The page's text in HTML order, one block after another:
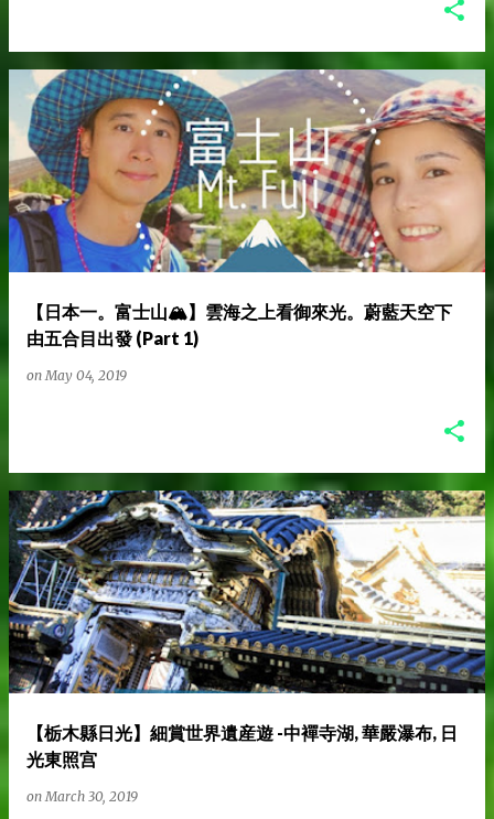
【日本一。富士山🏔️】雲海之上看御來光。蔚藍天空下
由五合目出發 (Part 1)
onMay 04, 2019
【栃木縣日光】細賞世界遺産遊 -中襌寺湖, 華嚴瀑布, 日
光東照宫
onMarch 30, 2019